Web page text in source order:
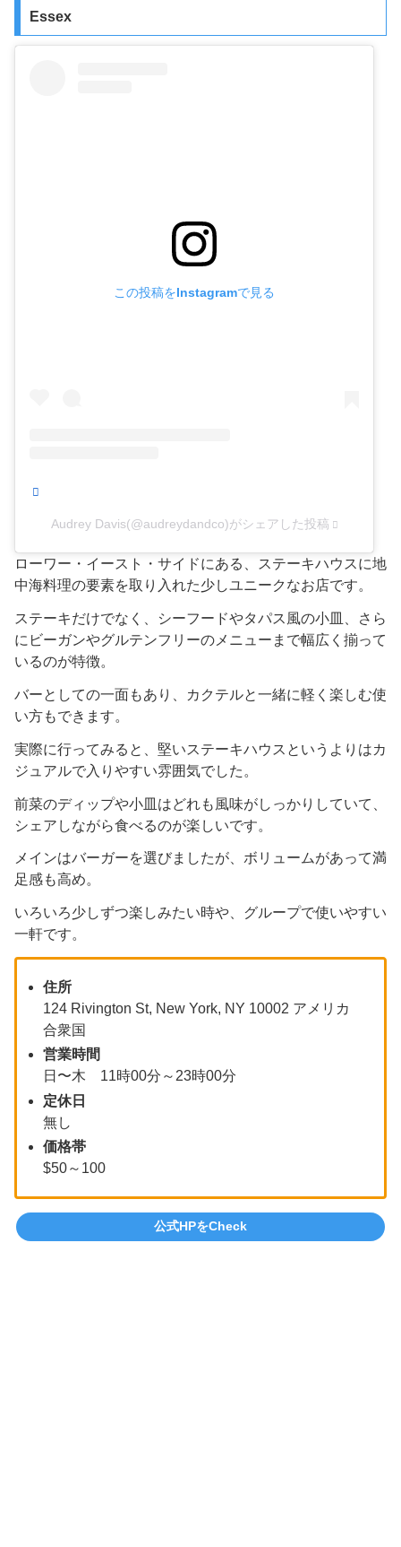
Essex
この投稿をInstagramで見る
Audrey Davis(@audreydandco)がシェアした投稿
ローワー・イースト・サイドにある、ステーキハウスに地
中海料理の要素を取り入れた少しユニークなお店です。
ステーキだけでなく、シーフードやタパス風の小皿、さら
にビーガンやグルテンフリーのメニューまで幅広く揃って
いるのが特徴。
バーとしての一面もあり、カクテルと一緒に軽く楽しむ使
い方もできます。
実際に行ってみると、堅いステーキハウスというよりはカ
ジュアルで入りやすい雰囲気でした。
前菜のディップや小皿はどれも風味がしっかりしていて、
シェアしながら食べるのが楽しいです。
メインはバーガーを選びましたが、ボリュームがあって満
足感も高め。
いろいろ少しずつ楽しみたい時や、グループで使いやすい
一軒です。
住所
124 Rivington St, New York, NY 10002 アメリカ
合衆国
営業時間
日〜木 11時00分～23時00分
定休日
無し
価格帯
$50～100
公式HPをCheck